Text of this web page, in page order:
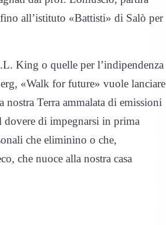
all’istituto «Battisti» di Salò per
King o quelle per l’indipendenza
«Walk for future» vuole lanciare
Terra ammalata di emissioni
dovere di impegnarsi in prima
che eliminino o che,
che nuoce alla nostra casa